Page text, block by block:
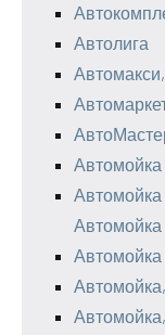
Автолига
Автомойка
Автомойка
Автомойка